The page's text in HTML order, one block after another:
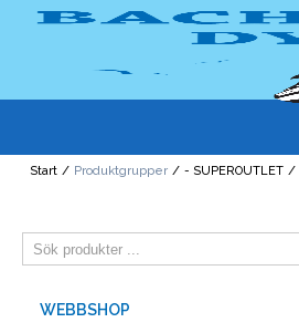
Start / Produktgrupper / - SUPEROUTLET /